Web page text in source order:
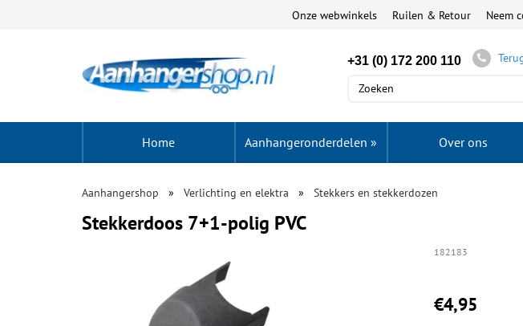
Onze webwinkels Ruilen & Retour Neem
+31 (0) 172 200 110
Home Aanhangeronderdelen » Over ons
Aanhangershop Verlichting en elektra Stekkers en stekkerdozen
Stekkerdoos 7+1-polig PVC
182183
€4,95